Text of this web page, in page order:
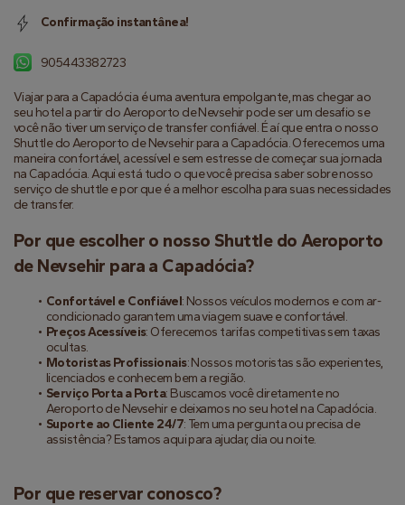
Viajar para a Capadócia é uma aventura empolgante, mas chegar ao
seu hotel a partir do Aeroporto de Nevsehir pode ser um desafio se
você não tiver um serviço de transfer confiável. É aí que entra o nosso
Shuttle do Aeroporto de Nevsehir para a Capadócia. Oferecemos uma
maneira confortável, acessível e sem estresse de começar sua jornada
na Capadócia. Aqui está tudo o que você precisa saber sobre nosso
serviço de shuttle e por que é a melhor escolha para suas necessidades
de transfer.
Por que escolher o nosso Shuttle do Aeroporto
de Nevsehir para a Capadócia?
Confortável e Confiável: Nossos veículos modernos e com ar-
condicionado garantem uma viagem suave e confortável.
Preços Acessíveis: Oferecemos tarifas competitivas sem taxas
ocultas.
Motoristas Profissionais: Nossos motoristas são experientes,
licenciados e conhecem bem a região.
Serviço Porta a Porta: Buscamos você diretamente no
Aeroporto de Nevsehir e deixamos no seu hotel na Capadócia.
Suporte ao Cliente 24/7: Tem uma pergunta ou precisa de
assistência? Estamos aqui para ajudar, dia ou noite.
Por que reservar conosco?
Confirmação instantânea!
905443382723